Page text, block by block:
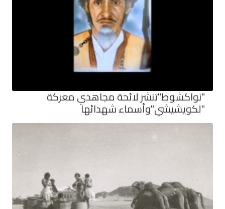
"نواكشوط"تنشر لائحة مجاهدي معركة
"لكويشيشي"وأسماء شهدائها